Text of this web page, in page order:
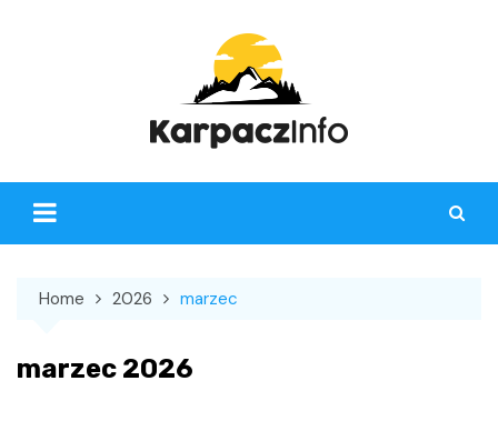
Home 2026 marzec
marzec 2026